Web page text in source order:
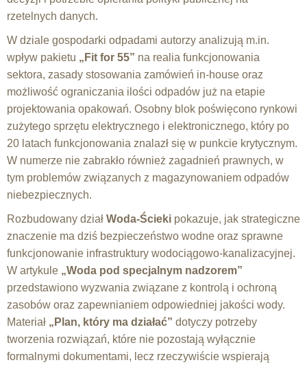
rzetelnych danych.
W dziale gospodarki odpadami autorzy analizują m.in.
wpływ pakietu „Fit for 55” na realia funkcjonowania
sektora, zasady stosowania zamówień in-house oraz
możliwość ograniczania ilości odpadów już na etapie
projektowania opakowań. Osobny blok poświęcono rynkowi
zużytego sprzętu elektrycznego i elektronicznego, który po
20 latach funkcjonowania znalazł się w punkcie krytycznym.
W numerze nie zabrakło również zagadnień prawnych, w
tym problemów związanych z magazynowaniem odpadów
niebezpiecznych.
Rozbudowany dział Woda-Ścieki pokazuje, jak strategiczne
znaczenie ma dziś bezpieczeństwo wodne oraz sprawne
funkcjonowanie infrastruktury wodociągowo-kanalizacyjnej.
W artykule „Woda pod specjalnym nadzorem”
przedstawiono wyzwania związane z kontrolą i ochroną
zasobów oraz zapewnianiem odpowiedniej jakości wody.
Materiał „Plan, który ma działać” dotyczy potrzeby
tworzenia rozwiązań, które nie pozostają wyłącznie
formalnymi dokumentami, lecz rzeczywiście wspierają